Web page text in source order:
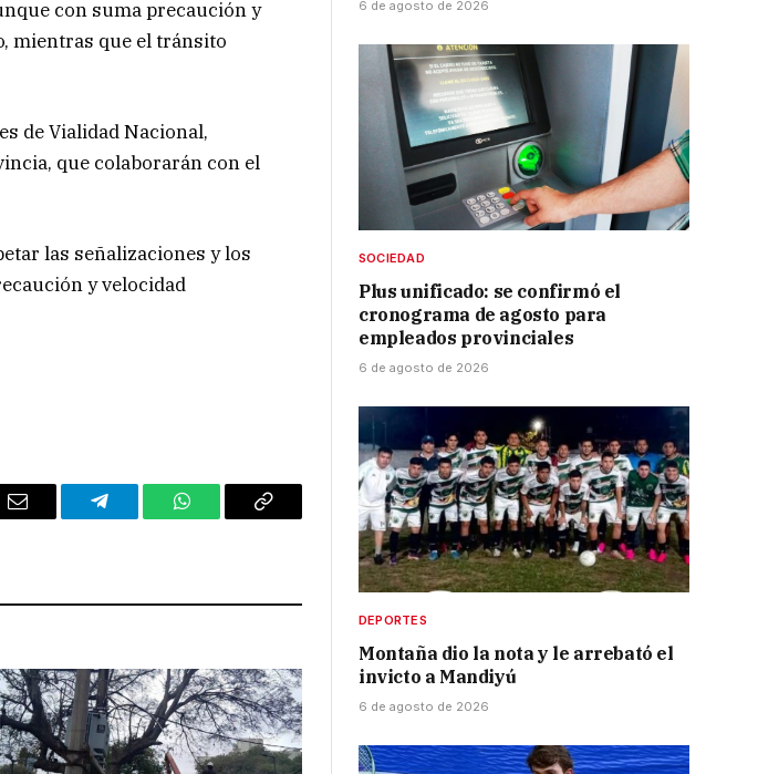
con suma precaución y
mientras que el tránsito
de Vialidad Nacional,
que colaborarán con el
las señalizaciones y los
y velocidad
Email Telegram WhatsAppCopy
6 de agosto de 2026
SOCIEDAD
Plus unificado: se confirmó el
cronograma de agosto para
empleados provinciales
6 de agosto de 2026
DEPORTES
Montaña dio la nota y le arrebató el
invicto a Mandiyú
6 de agosto de 2026